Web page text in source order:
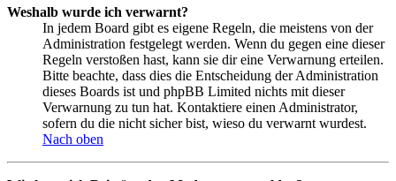
Weshalb wurde ich verwarnt?
In jedem Board gibt es eigene Regeln, die meistens von der
Administration festgelegt werden. Wenn du gegen eine dieser
Regeln verstoßen hast, kann sie dir eine Verwarnung erteilen.
Bitte beachte, dass dies die Entscheidung der Administration
dieses Boards ist und phpBB Limited nichts mit dieser
Verwarnung zu tun hat. Kontaktiere einen Administrator,
sofern du die nicht sicher bist, wieso du verwarnt wurdest.
Nach oben